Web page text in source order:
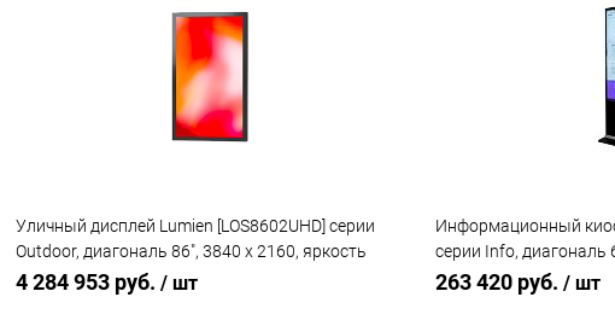
Уличный дисплей Lumien [LOS8602UHD] серии
Outdoor, диагональ 86", 3840 x 2160, яркость
4000 кд/кв.м, IP67, защитное стекло IK10,
4 284 953 руб. / шт
Информационный
серии Info, диагональ
системы, яркость 350
263 420 руб. / шт